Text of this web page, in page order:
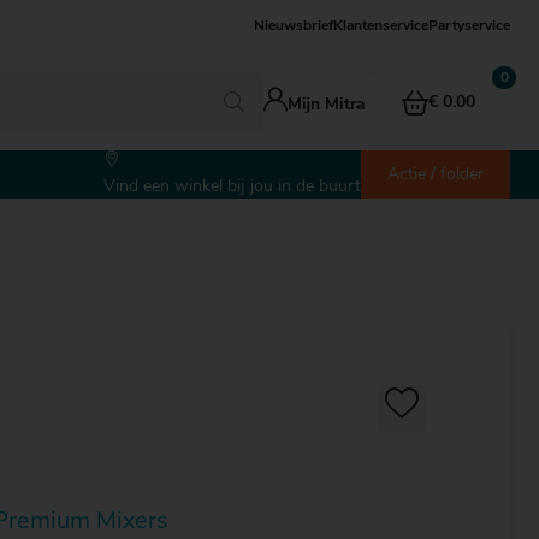
Nieuwsbrief KlantenservicePartyservice
Mijn Mitra € 0.00
Vind een winkel bij jou in de buurt
Actie / folder
Mixers